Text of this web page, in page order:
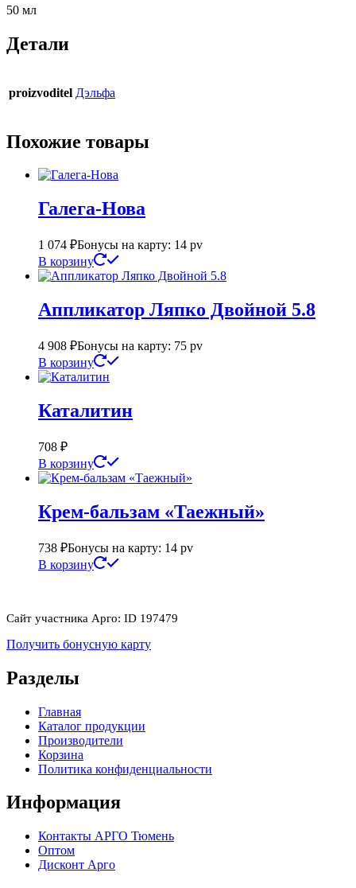
50 мл
Детали
proizvoditel Дэльфа
Похожие товары
Галега-Нова
1 074 ₽Бонусы на карту: 14 pv
В корзину
Аппликатор Ляпко Двойной 5.8
4 908 ₽Бонусы на карту: 75 pv
В корзину
Каталитин
708 ₽
В корзину
Крем-бальзам «Таежный»
738 ₽Бонусы на карту: 14 pv
В корзину
Сайт участника Арго: ID 197479
Получить бонусную карту
Разделы
Главная
Каталог продукции
Производители
Корзина
Политика конфиденциальности
Информация
Контакты АРГО Тюмень
Оптом
Дисконт Арго